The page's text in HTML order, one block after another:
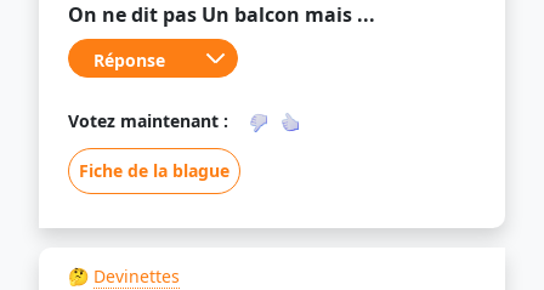
On ne dit pas Un balcon mais ...
Votez maintenant :
Fiche de la blague
🤔 Devinettes